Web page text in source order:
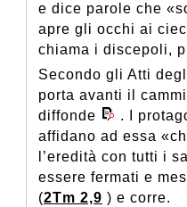
e dice parole che
apre gli occhi ai
chiama i discepoli,
Secondo gli Atti
porta avanti il
diffonde
. I
affidano ad essa
l’eredità con tutti i
essere fermati e
(2Tm 2,9 ) e corre.